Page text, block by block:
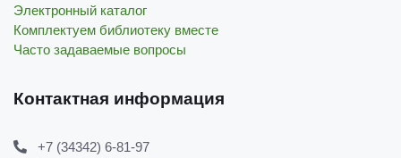
Электронный каталог
Комплектуем библиотеку вместе
Часто задаваемые вопросы
Контактная информация
+7 (34342) 6-81-97